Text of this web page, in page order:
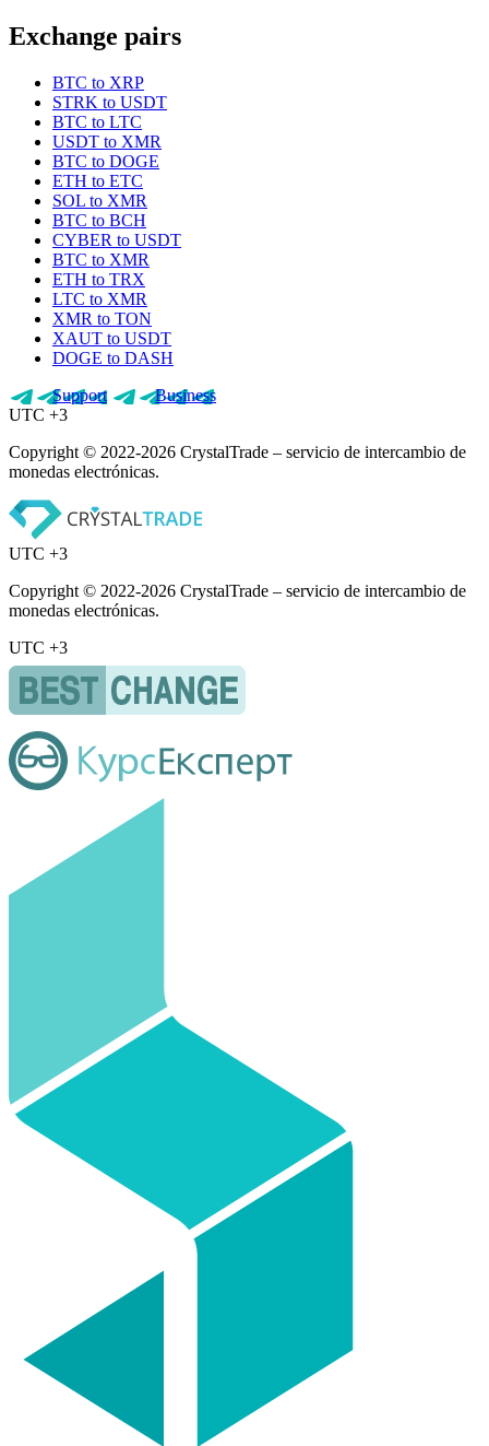
Exchange pairs
BTC to XRP
STRK to USDT
BTC to LTC
USDT to XMR
BTC to DOGE
ETH to ETC
SOL to XMR
BTC to BCH
CYBER to USDT
BTC to XMR
ETH to TRX
LTC to XMR
XMR to TON
XAUT to USDT
DOGE to DASH
Support
Business
UTC +3
Copyright © 2022-2026 CrystalTrade – servicio de intercambio de
monedas electrónicas.
UTC +3
Copyright © 2022-2026 CrystalTrade – servicio de intercambio de
monedas electrónicas.
UTC +3